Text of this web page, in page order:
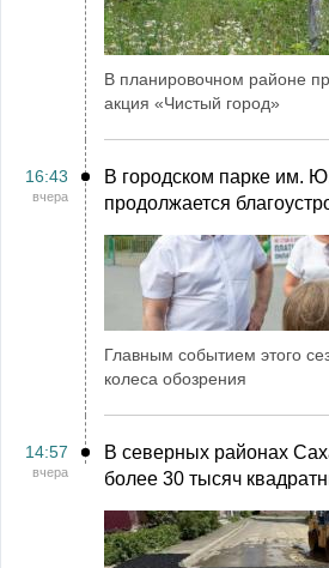
В планировочном районе
акция «Чистый город»
16:43
вчера
В городском парке им.
продолжается
Главным событием этого
колеса обозрения
14:57
вчера
В северных районах
более 30 тысяч